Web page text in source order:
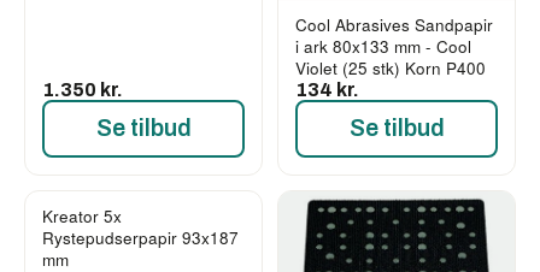
1.350 kr.
Se tilbud
Cool Abrasives Sandpapir
i ark 80x133 mm - Cool
Violet (25 stk) Korn P400
134 kr.
Se tilbud
-14%
Kreator 5x
Rystepudserpapir 93x187
mm